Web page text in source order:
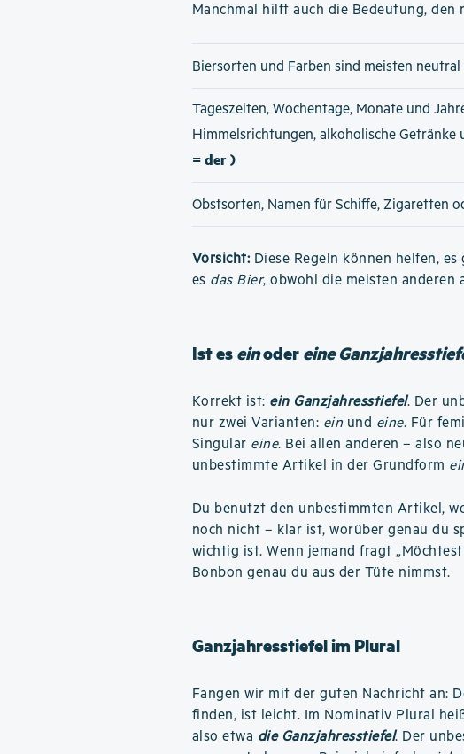
Manchmal hilft auch die Bedeutung,
Biersorten und Farben sind meisten neutral
Tageszeiten, Wochentage, Monate und
Himmelsrichtungen, alkoholische
= der )
Obstsorten, Namen für Schiffe, Zigaretten
Vorsicht:Diese Regeln können helfen,
es das Bier, obwohl die meisten anderen
Ist eseinodereine
Korrekt ist: ein Ganzjahresstiefel. Der
nur zwei Varianten: ein und eine. Für
Singular eine. Bei allen anderen – also
unbestimmte Artikel in der Grundform
Du benutzt den unbestimmten Artikel,
noch nicht – klar ist, worüber genau du
wichtig ist. Wenn jemand fragt
Bonbon genau du aus der Tüte nimmst.
Ganzjahresstiefel im Plural
Fangen wir mit der guten Nachricht an:
finden, ist leicht. Im Nominativ Plural
also etwa die Ganzjahresstiefel. Der